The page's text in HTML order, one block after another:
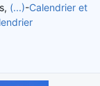
(...)-Calendrier et